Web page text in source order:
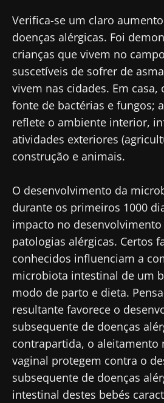
Verifica-se um claro
doenças alérgicas. Foi
crianças que vivem no
suscetíveis de sofrer de
vivem nas cidades. Em casa,
fonte de bactérias e fungos;
reflete o ambiente interior,
atividades exteriores
construção e animais.
O desenvolvimento da
durante os primeiros 1000
impacto no
patologias alérgicas. Certos
conhecidos influenciam a
microbiota intestinal de um
modo de parto e dieta.
resultante favorece o
subsequente de doenças
contrapartida, o aleitamento
vaginal protegem contra o
subsequente de doenças
intestinal destes bebés